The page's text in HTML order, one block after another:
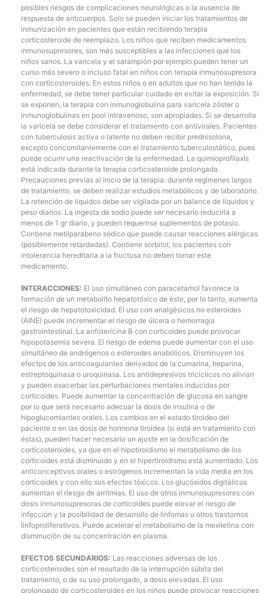
posibles riesgos de complicaciones neurológicas o la ausencia de
respuesta de anticuerpos. Solo se pueden iniciar los tratamientos de
inmunización en pacientes que están recibiendo terapia
corticosteroide de reemplazo. Los niños que reciben medicamentos
inmunosupresores, son más susceptibles a las infecciones que los
niños sanos. La varicela y el sarampión por ejemplo pueden tener un
curso más severo o incluso fatal en niños con terapia inmunosupresora
con corticosteroides. En estos niños o en adultos que no han tenido la
enfermedad, se debe tener particular cuidado en evitar la exposición. Si
se exponen, la terapia con inmunoglobulina para varicela zóster o
inmunoglobulinas en pool intravenoso, son apropiadas. Si se desarrolla
la varicela se debe considerar el tratamiento con antivirales. Pacientes
con tuberculosis activa o latente no deben recibir prednisolona,
excepto concomitantemente con el tratamiento tuberculostático, pues
puede ocurrir una reactivación de la enfermedad. La quimioprofilaxis
está indicada durante la terapia corticosteroide prolongada.
Precauciones previas al inicio de la terapia: durante regímenes largos
de tratamiento, se deben realizar estudios metabólicos y de laboratorio.
La retención de líquidos debe ser vigilada por un balance de líquidos y
peso diarios. La ingesta de sodio puede ser necesario reducirla a
menos de 1 gr diario, y pueden requerirse suplementos de potasio.
Contiene metilparabeno sódico que puede causar reacciones alérgicas
(posiblemente retardadas). Contiene sorbitol, los pacientes con
intolerancia hereditaria a la fructosa no deben tomar este
medicamento.
INTERACCIONES: El uso simultáneo con paracetamol favorece la
formación de un metabolito hepatotóxico de éste, por lo tanto, aumenta
el riesgo de hepatotoxicidad. El uso con analgésicos no esteroides
(AINE) puede incrementar el riesgo de úlcera o hemorragia
gastrointestinal. La anfotericina B con corticoides puede provocar
hipopotasemia severa. El riesgo de edema puede aumentar con el uso
simultáneo de andrógenos o esteroides anabólicos. Disminuyen los
efectos de los anticoagulantes derivados de la cumarina, heparina,
estreptoquinasa o uroquinasa. Los antidepresivos tricíclicos no alivian
y pueden exacerbar las perturbaciones mentales inducidas por
corticoides. Puede aumentar la concentración de glucosa en sangre
por lo que será necesario adecuar la dosis de insulina o de
hipoglucemiantes orales. Los cambios en el estado tiroideo del
paciente o en las dosis de hormona tiroidea (si está en tratamiento con
éstas), pueden hacer necesario un ajuste en la dosificación de
corticosteroides, ya que en el hipotiroidismo el metabolismo de los
corticoides está disminuido y en el hipertiroidismo está aumentado. Los
anticonceptivos orales o estrógenos incrementan la vida media en los
corticoides y con ello sus efectos tóxicos. Los glucósidos digitálicos
aumentan el riesgo de arritmias. El uso de otros inmunosupresores con
dosis inmunosupresoras de corticoides puede elevar el riesgo de
infección y la posibilidad de desarrollo de linfomas u otros trastornos
linfoproliferativos. Puede acelerar el metabolismo de la mexiletina con
disminución de su concentración en plasma.
EFECTOS SECUNDARIOS: Las reacciones adversas de los
corticosteroides son el resultado de la interrupción súbita del
tratamiento, o de su uso prolongado, a dosis elevadas. El uso
prolongado de corticosteroides en los niños puede provocar reacciones